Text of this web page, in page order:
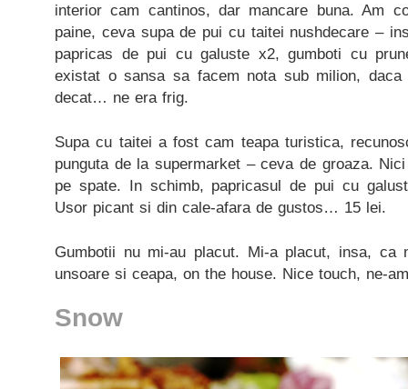
interior cam cantinos, dar mancare buna. Am
paine, ceva supa de pui cu taitei nushdecare –
papricas de pui cu galuste x2, gumboti cu
existat o sansa sa facem nota sub milion,
decat… ne era frig.
Supa cu taitei a fost cam teapa turistica,
punguta de la supermarket – ceva de groaza.
pe spate. In schimb, papricasul de pui cu
Usor picant si din cale-afara de gustos… 15 lei.
Gumbotii nu mi-au placut. Mi-a placut, insa, ca
unsoare si ceapa, on the house. Nice touch, ne-
Snow